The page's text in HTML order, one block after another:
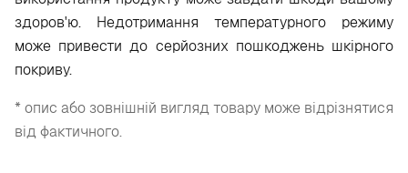
здоров'ю. Недотримання температурного режиму
може привести до серйозних пошкоджень шкірного
покриву.
* опис або зовнішній вигляд товару може відрізнятися
від фактичного.